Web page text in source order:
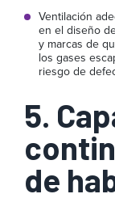
Ventilación
en el diseño
y marcas de
los gases
riesgo de
5.
de